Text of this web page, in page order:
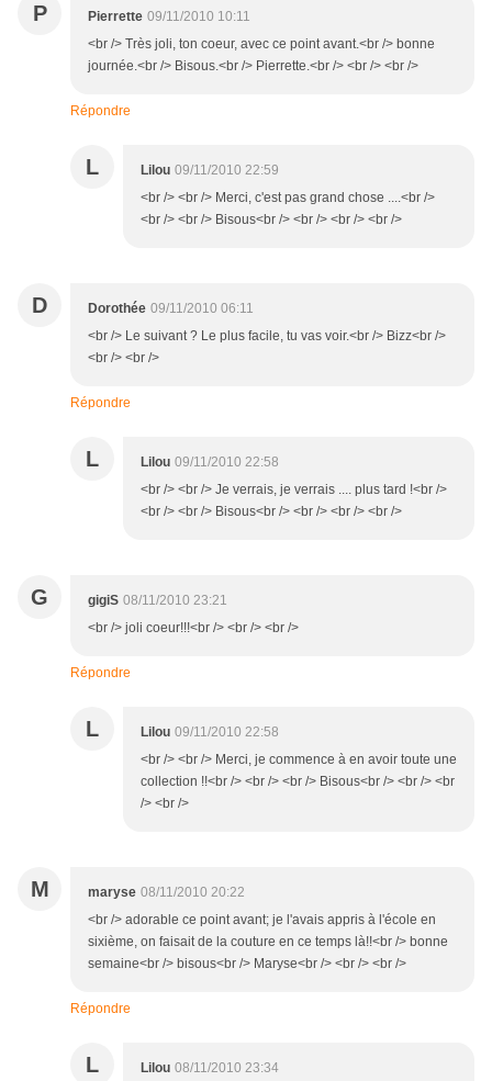
P Pierrette 09/11/2010 10:11
<br /> Très joli, ton coeur, avec ce point avant.<br /> bonne
journée.<br /> Bisous.<br /> Pierrette.<br /> <br /> <br />
Répondre
L Lilou 09/11/2010 22:59
<br /> <br /> Merci, c'est pas grand chose ....<br />
<br /> <br /> Bisous<br /> <br /> <br /> <br />
D Dorothée 09/11/2010 06:11
<br /> Le suivant ? Le plus facile, tu vas voir.<br /> Bizz<br />
<br /> <br />
Répondre
L Lilou 09/11/2010 22:58
<br /> <br /> Je verrais, je verrais .... plus tard !<br />
<br /> <br /> Bisous<br /> <br /> <br /> <br />
G gigiS 08/11/2010 23:21
<br /> joli coeur!!!<br /> <br /> <br />
Répondre
L Lilou 09/11/2010 22:58
<br /> <br /> Merci, je commence à en avoir toute une
collection !!<br /> <br /> <br /> Bisous<br /> <br /> <br
/> <br />
M maryse 08/11/2010 20:22
<br /> adorable ce point avant; je l'avais appris à l'école en
sixième, on faisait de la couture en ce temps là!!<br /> bonne
semaine<br /> bisous<br /> Maryse<br /> <br /> <br />
Répondre
L Lilou 08/11/2010 23:34